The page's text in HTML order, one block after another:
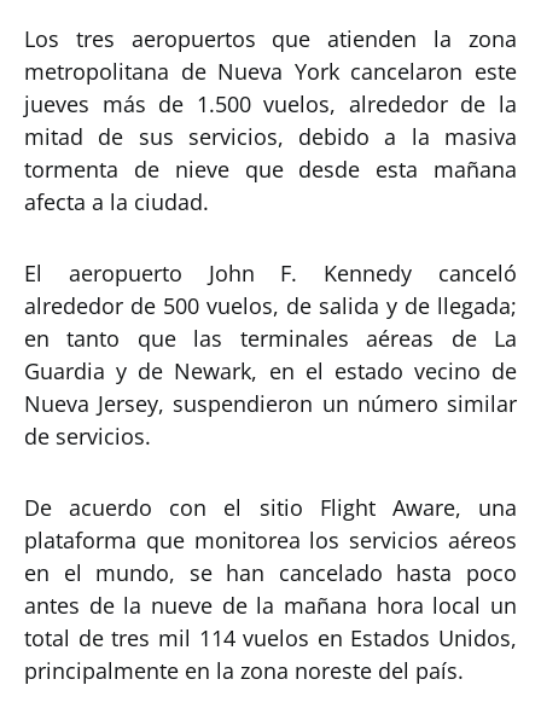
Los tres aeropuertos que atienden la zona
metropolitana de Nueva York cancelaron este
jueves más de 1.500 vuelos, alrededor de la
mitad de sus servicios, debido a la masiva
tormenta de nieve que desde esta mañana
afecta a la ciudad.
El aeropuerto John F. Kennedy canceló
alrededor de 500 vuelos, de salida y de llegada;
en tanto que las terminales aéreas de La
Guardia y de Newark, en el estado vecino de
Nueva Jersey, suspendieron un número similar
de servicios.
De acuerdo con el sitio Flight Aware, una
plataforma que monitorea los servicios aéreos
en el mundo, se han cancelado hasta poco
antes de la nueve de la mañana hora local un
total de tres mil 114 vuelos en Estados Unidos,
principalmente en la zona noreste del país.